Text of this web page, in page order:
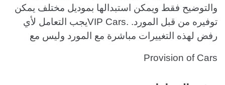
والتوضيح فقط ويمكن استبدالها بموديل مختلف يمكن
توفيره من قبل المورد. .VIP Carsيجب التعامل لأي
رفض لهذه التغييرات مباشرة مع المورد وليس مع
Provision of Cars